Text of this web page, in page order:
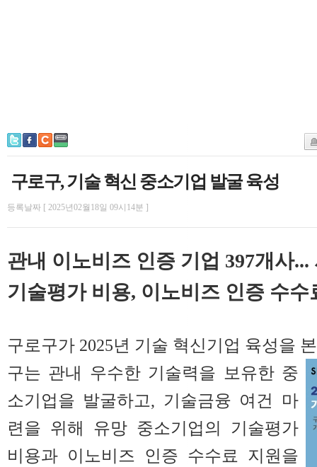
구로구, 기술 혁신 중소기업 발굴 육성
등록날짜 [ 2025년02월18일 09시14분 ]
관내 이노비즈 인증 기업 397개사
기술평가 비용, 이노비즈 인증 수수
구로구가 2025년 기술 혁신기업 육성을
구는 관내 우수한 기술력을 보유한 중
소기업을 발굴하고, 기술금융 여건 마
련을 위해 유망 중소기업의 기술평가
비용과 이노비즈 인증 수수료 지원을